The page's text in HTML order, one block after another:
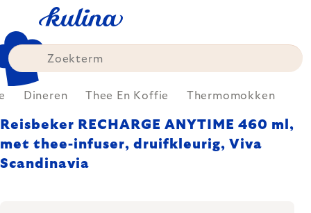
content
Dineren Thee En Koffie Thermomokken
Reisbeker RECHARGE ANYTIME 460 ml,
met thee-infuser, druifkleurig, Viva
Scandinavia